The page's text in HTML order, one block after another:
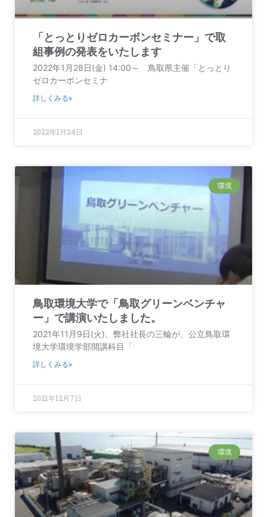
「とっとりゼロカーボンセミナー」で取
組事例の発表をいたします
2022年1月28日(金) 14:00～ 鳥取県主催「とっとり
ゼロカーボンセミナ
詳しくみる»
2022年1月24日
環境
鳥取環境大学で「鳥取グリーンベンチャ
ー」で講演いたしました。
2021年11月9日(火)、弊社社長の三輪が、公立鳥取環
境大学環境学部開講科目「
詳しくみる»
2021年12月7日
環境